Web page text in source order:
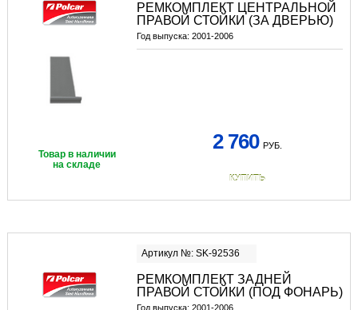
РЕМКОМПЛЕКТ ЦЕНТРАЛЬНОЙ
ПРАВОЙ СТОЙКИ (ЗА ДВЕРЬЮ)
Год выпуска: 2001-2006
Товар в наличии
на складе
2 760 РУБ.
КУПИТЬ
Артикул №: SK-92536
РЕМКОМПЛЕКТ ЗАДНЕЙ
ПРАВОЙ СТОЙКИ (ПОД ФОНАРЬ)
Год выпуска: 2001-2006